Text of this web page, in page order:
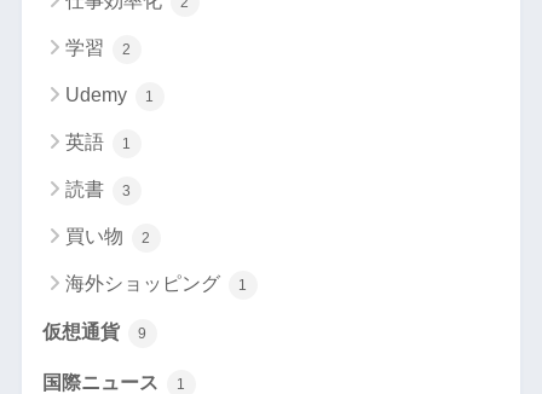
学習 2
Udemy 1
英語 1
読書 3
買い物 2
海外ショッピング 1
仮想通貨 9
国際ニュース 1